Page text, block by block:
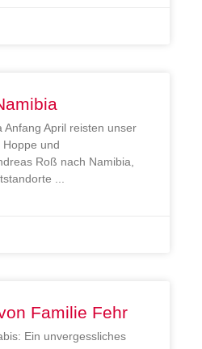
Anfang April reisten unser
und
Roß nach Namibia,
Familie Fehr
Ein unvergessliches